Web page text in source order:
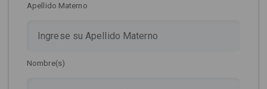
Apellido Materno
Nombre(s)